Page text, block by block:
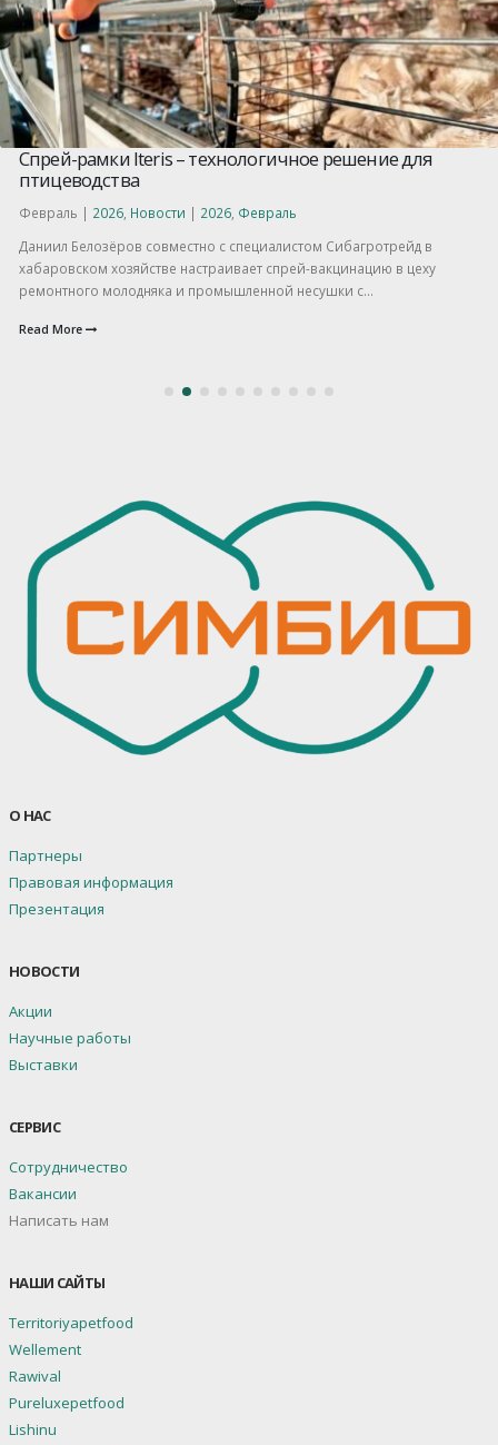
Спрей-рамки Iteris – технологичное решение для
птицеводства
Февраль | 2026 Новости | 2026 Февраль
Даниил Белозёров совместно с специалистом Сибагротрейд в
хабаровском хозяйстве настраивает спрей-вакцинацию в цеху
ремонтного молодняка и промышленной несушки с...
Read More
О НАС
Партнеры
Правовая информация
Презентация
НОВОСТИ
Акции
Научные работы
Выставки
СЕРВИС
Сотрудничество
Вакансии
Написать нам
НАШИ САЙТЫ
Territoriyapetfood
Wellement
Rawival
Pureluxepetfood
Lishinu